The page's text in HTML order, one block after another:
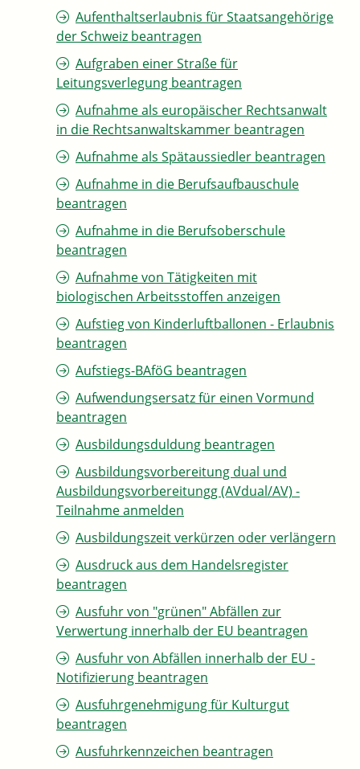
Aufenthaltserlaubnis für Staatsangehörige
der Schweiz beantragen
Aufgraben einer Straße für
Leitungsverlegung beantragen
Aufnahme als europäischer Rechtsanwalt
in die Rechtsanwaltskammer beantragen
Aufnahme als Spätaussiedler beantragen
Aufnahme in die Berufsaufbauschule
beantragen
Aufnahme in die Berufsoberschule
beantragen
Aufnahme von Tätigkeiten mit
biologischen Arbeitsstoffen anzeigen
Aufstieg von Kinderluftballonen - Erlaubnis
beantragen
Aufstiegs-BAföG beantragen
Aufwendungsersatz für einen Vormund
beantragen
Ausbildungsduldung beantragen
Ausbildungsvorbereitung dual und
Ausbildungsvorbereitungg (AVdual/AV) -
Teilnahme anmelden
Ausbildungszeit verkürzen oder verlängern
Ausdruck aus dem Handelsregister
beantragen
Ausfuhr von "grünen" Abfällen zur
Verwertung innerhalb der EU beantragen
Ausfuhr von Abfällen innerhalb der EU -
Notifizierung beantragen
Ausfuhrgenehmigung für Kulturgut
beantragen
Ausfuhrkennzeichen beantragen